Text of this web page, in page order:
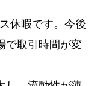
休暇です。今後
で取引時間が変